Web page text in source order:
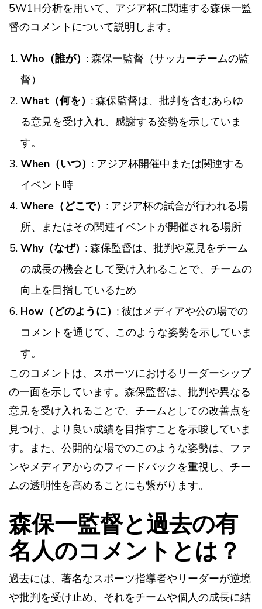
5W1H分析を用いて、アジア杯に関連する森保一監
督のコメントについて説明します。
Who（誰が） : 森保一監督（サッカーチームの監
督）
What（何を） : 森保監督は、批判を含むあらゆ
る意見を受け入れ、感謝する姿勢を示していま
す。
When（いつ） : アジア杯開催中または関連する
イベント時
Where（どこで） : アジア杯の試合が行われる場
所、またはその関連イベントが開催される場所
Why（なぜ） : 森保監督は、批判や意見をチーム
の成長の機会として受け入れることで、チームの
向上を目指しているため
How（どのように） : 彼はメディアや公の場での
コメントを通じて、このような姿勢を示していま
す。
このコメントは、スポーツにおけるリーダーシップ
の一面を示しています。森保監督は、批判や異なる
意見を受け入れることで、チームとしての改善点を
見つけ、より良い成績を目指すことを示唆していま
す。また、公開的な場でのこのような姿勢は、ファ
ンやメディアからのフィードバックを重視し、チー
ムの透明性を高めることにも繋がります。
森保一監督と過去の有
名人のコメントとは？
過去には、著名なスポーツ指導者やリーダーが逆境
や批判を受け止め、それをチームや個人の成長に結